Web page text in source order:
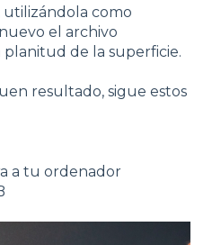
utilizándola como
el archivo
planitud de la superficie.
resultado, sigue estos
a tu ordenador